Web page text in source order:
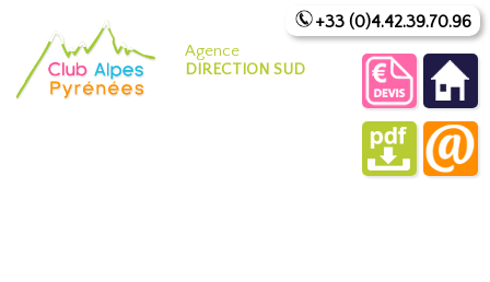
Agence
DIRECTION SUD
+33 (0)4.42.39.70.96